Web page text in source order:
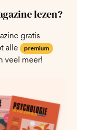
lezen?
gratis
alle
premium
veel meer!